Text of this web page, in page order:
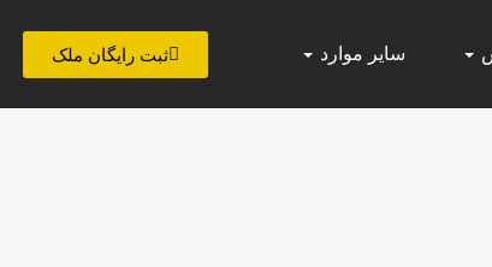
سایر موارد ثبت رایگان ملک